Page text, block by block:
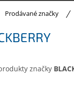
Prodávané značky
značky